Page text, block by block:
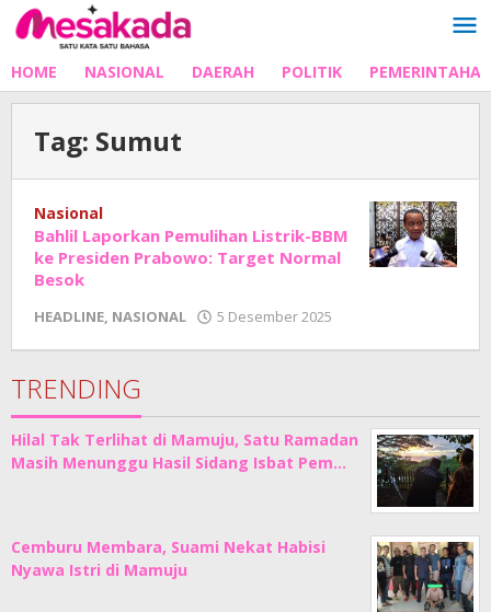
Lewati
ke
HOME NASIONAL DAERAH POLITIK
Tag: Sumut
Nasional
Bahlil Laporkan Pemulihan Listrik-BBM
ke Presiden Prabowo: Target Normal
Besok
HEADLINE, NASIONAL 5 Desember 2025
Junaedi
TRENDING
Hilal Tak Terlihat di Mamuju, Satu Ramadan
Masih Menunggu Hasil Sidang Isbat Pem…
Cemburu Membara, Suami Nekat Habisi
Nyawa Istri di Mamuju